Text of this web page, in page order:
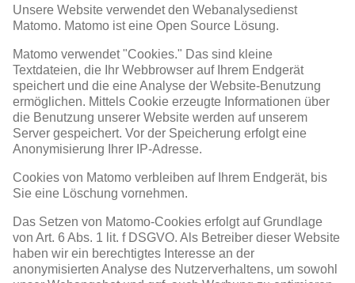
Unsere Website verwendet den Webanalysedienst
Matomo. Matomo ist eine Open Source Lösung.
Matomo verwendet "Cookies." Das sind kleine
Textdateien, die Ihr Webbrowser auf Ihrem Endgerät
speichert und die eine Analyse der Website-Benutzung
ermöglichen. Mittels Cookie erzeugte Informationen über
die Benutzung unserer Website werden auf unserem
Server gespeichert. Vor der Speicherung erfolgt eine
Anonymisierung Ihrer IP-Adresse.
Cookies von Matomo verbleiben auf Ihrem Endgerät, bis
Sie eine Löschung vornehmen.
Das Setzen von Matomo-Cookies erfolgt auf Grundlage
von Art. 6 Abs. 1 lit. f DSGVO. Als Betreiber dieser Website
haben wir ein berechtigtes Interesse an der
anonymisierten Analyse des Nutzerverhaltens, um sowohl